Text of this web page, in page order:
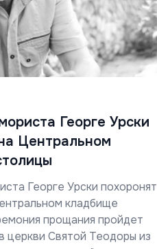
Георге Урски
Центральном
Георге Урски похоронят
кладбище
прощания пройдет
церкви Святой Теодоры из